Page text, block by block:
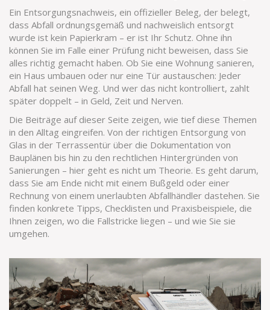
Ein Entsorgungsnachweis, ein offizieller Beleg, der belegt,
dass Abfall ordnungsgemäß und nachweislich entsorgt
wurde ist kein Papierkram – er ist Ihr Schutz. Ohne ihn
können Sie im Falle einer Prüfung nicht beweisen, dass Sie
alles richtig gemacht haben. Ob Sie eine Wohnung sanieren,
ein Haus umbauen oder nur eine Tür austauschen: Jeder
Abfall hat seinen Weg. Und wer das nicht kontrolliert, zahlt
später doppelt – in Geld, Zeit und Nerven.
Die Beiträge auf dieser Seite zeigen, wie tief diese Themen
in den Alltag eingreifen. Von der richtigen Entsorgung von
Glas in der Terrassentür über die Dokumentation von
Bauplänen bis hin zu den rechtlichen Hintergründen von
Sanierungen – hier geht es nicht um Theorie. Es geht darum,
dass Sie am Ende nicht mit einem Bußgeld oder einer
Rechnung von einem unerlaubten Abfallhändler dastehen. Sie
finden konkrete Tipps, Checklisten und Praxisbeispiele, die
Ihnen zeigen, wo die Fallstricke liegen – und wie Sie sie
umgehen.